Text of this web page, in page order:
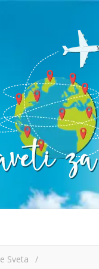
Sveta
/